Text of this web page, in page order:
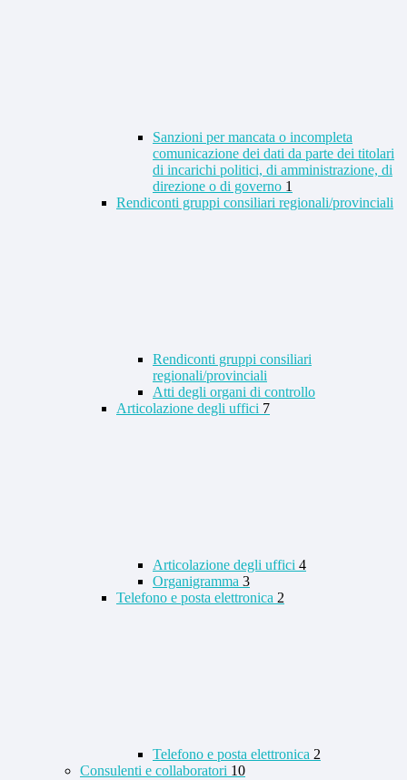
Sanzioni per mancata o incompleta
comunicazione dei dati da parte dei titolari
di incarichi politici, di amministrazione, di
direzione o di governo 1
Rendiconti gruppi consiliari regionali/provinciali
Rendiconti gruppi consiliari
regionali/provinciali
Atti degli organi di controllo
Articolazione degli uffici 7
Articolazione degli uffici 4
Organigramma 3
Telefono e posta elettronica 2
Telefono e posta elettronica 2
Consulenti e collaboratori 10